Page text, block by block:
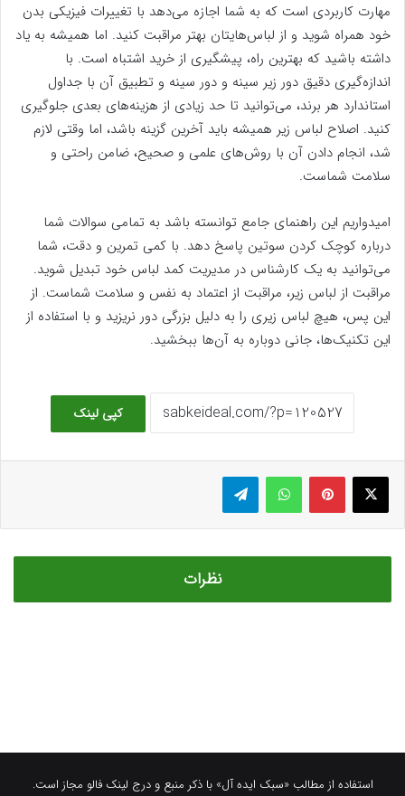
استفاده از مطالب «سبک ایده آل» با ذکر منبع و درج لینک فالو مجاز است.